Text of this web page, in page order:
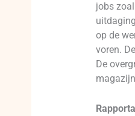
jobs
op de
voren.
De